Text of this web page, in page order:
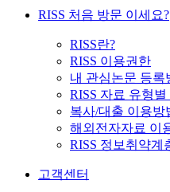
RISS 처음 방문 이세요?
RISS란?
RISS 이용권한
내 관심논문 등록
RISS 자료 유형별
복사/대출 이용방
해외전자자료 이
RISS 정보취약계
고객센터